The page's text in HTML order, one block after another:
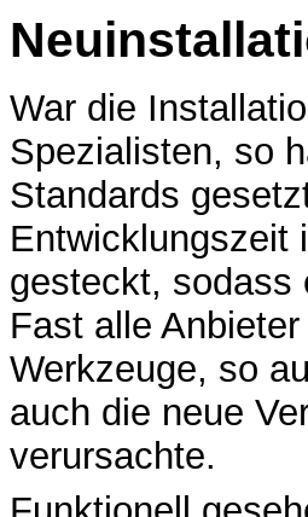
War die
Spezialisten, so
Standards
Entwicklungszeit
gesteckt, sodass
Fast alle
Werkzeuge, so
auch die neue
verursachte.